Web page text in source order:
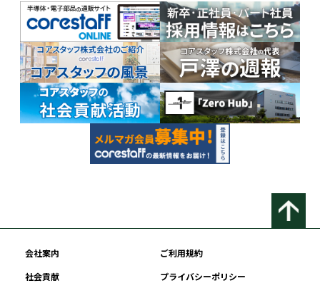
会社案内
ご利用規約
社会貢献
プライバシーポリシー